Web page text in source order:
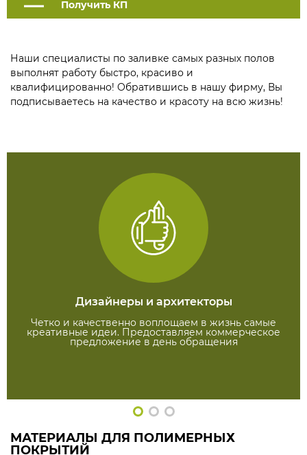
Получить КП
Наши специалисты по заливке самых разных полов
выполнят работу быстро, красиво и
квалифицированно! Обратившись в нашу фирму, Вы
подписываетесь на качество и красоту на всю жизнь!
Дизайнеры и архитекторы
Четко и качественно воплощаем в жизнь самые
креативные идеи. Предоставляем коммерческое
предложение в день обращения
МАТЕРИАЛЫ ДЛЯ ПОЛИМЕРНЫХ
ПОКРЫТИЙ